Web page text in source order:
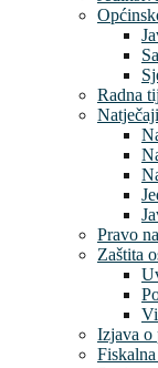
Radna
Pravo
Zaštita
Izjava o